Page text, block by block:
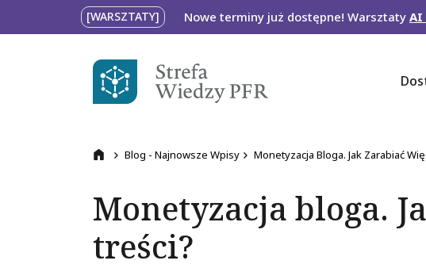
Przejdź do treści[WARSZTATY] Nowe terminy już dostępne! WarsztatyAI
Ścieżka nawigacyjna
Przejdź na stronę główną
Blog - Najnowsze Wpisy Monetyzacja Bloga. Jak Zarabiać
Monetyzacja bloga.
treści?